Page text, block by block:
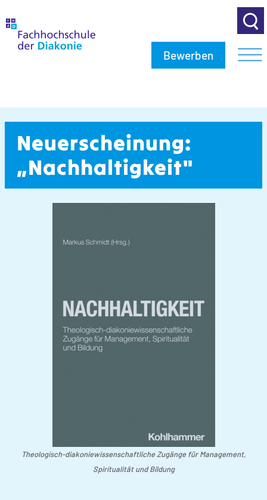
Bewerben
Neuerscheinung:
„Nachhaltigkeit"
Theologisch-diakoniewissenschaftliche Zugänge für Management,
Spiritualität und Bildung